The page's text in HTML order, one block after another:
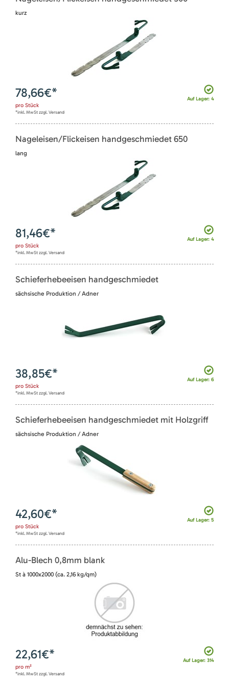
kurz
Auf Lager: 4
78,66€*
pro Stück
*inkl. MwSt zzgl. Versand
Nageleisen/Flickeisen handgeschmiedet 650
lang
Auf Lager: 4
81,46€*
pro Stück
*inkl. MwSt zzgl. Versand
Schieferhebeeisen handgeschmiedet
sächsische Produktion / Adner
Auf Lager: 6
38,85€*
pro Stück
*inkl. MwSt zzgl. Versand
Schieferhebeeisen handgeschmiedet mit Holzgriff
sächsische Produktion / Adner
Auf Lager: 5
42,60€*
pro Stück
*inkl. MwSt zzgl. Versand
Alu-Blech 0,8mm blank
St à 1000x2000 (ca. 2,16 kg/qm)
Auf Lager: 314
22,61€*
pro m²
*inkl. MwSt zzgl. Versand